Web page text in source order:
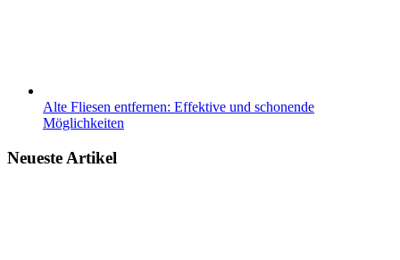
Alte Fliesen entfernen: Effektive und schonende
Möglichkeiten
Neueste Artikel